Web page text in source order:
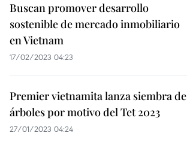
Buscan promover desarrollo
sostenible de mercado inmobiliario
en Vietnam
17/02/2023 04:23
Premier vietnamita lanza siembra de
árboles por motivo del Tet 2023
27/01/2023 04:24